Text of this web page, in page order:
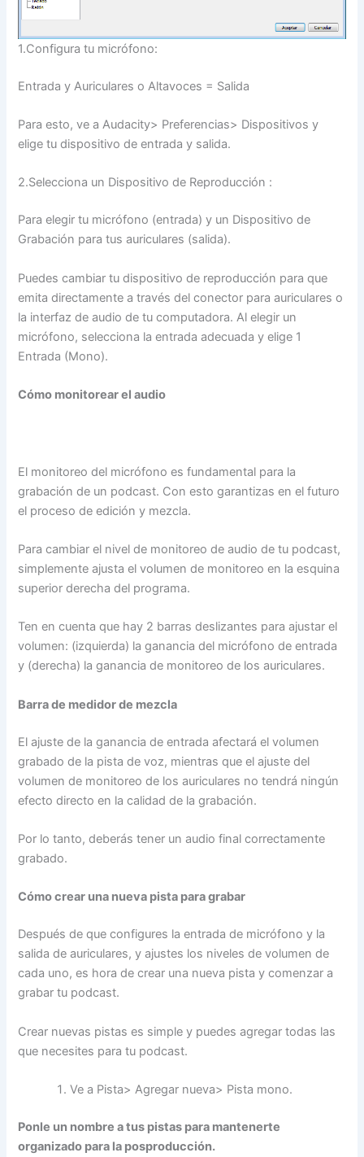
1.Configura tu micrófono:
Entrada y Auriculares o Altavoces = Salida
Para esto, ve a Audacity> Preferencias> Dispositivos y
elige tu dispositivo de entrada y salida.
2.Selecciona un Dispositivo de Reproducción :
Para elegir tu micrófono (entrada) y un Dispositivo de
Grabación para tus auriculares (salida).
Puedes cambiar tu dispositivo de reproducción para que
emita directamente a través del conector para auriculares o
la interfaz de audio de tu computadora. Al elegir un
micrófono, selecciona la entrada adecuada y elige 1
Entrada (Mono).
Cómo monitorear el audio
El monitoreo del micrófono es fundamental para la
grabación de un podcast. Con esto garantizas en el futuro
el proceso de edición y mezcla.
Para cambiar el nivel de monitoreo de audio de tu podcast,
simplemente ajusta el volumen de monitoreo en la esquina
superior derecha del programa.
Ten en cuenta que hay 2 barras deslizantes para ajustar el
volumen: (izquierda) la ganancia del micrófono de entrada
y (derecha) la ganancia de monitoreo de los auriculares.
Barra de medidor de mezcla
El ajuste de la ganancia de entrada afectará el volumen
grabado de la pista de voz, mientras que el ajuste del
volumen de monitoreo de los auriculares no tendrá ningún
efecto directo en la calidad de la grabación.
Por lo tanto, deberás tener un audio final correctamente
grabado.
Cómo crear una nueva pista para grabar
Después de que configures la entrada de micrófono y la
salida de auriculares, y ajustes los niveles de volumen de
cada uno, es hora de crear una nueva pista y comenzar a
grabar tu podcast.
Crear nuevas pistas es simple y puedes agregar todas las
que necesites para tu podcast.
Ve a Pista> Agregar nueva> Pista mono.
Ponle un nombre a tus pistas para mantenerte
organizado para la posproducción.